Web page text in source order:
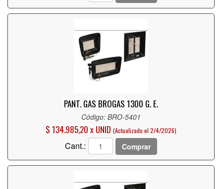
PANT. GAS BROGAS 1300 G. E.
Código: BRO-5401
$ 134.985,20 x UNID (Actualizado el 2/4/2026)
Cant.: Comprar